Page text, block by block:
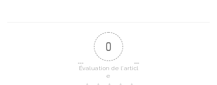
0
Évaluation de l'articl
e